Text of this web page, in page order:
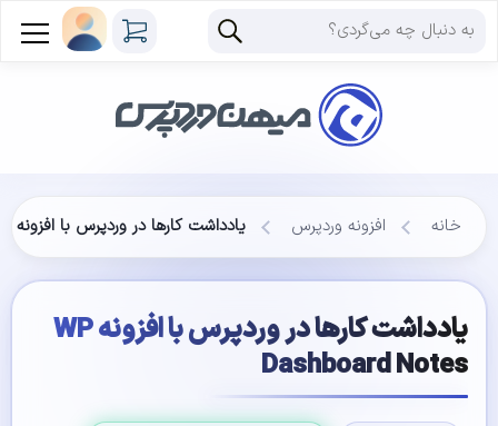
خانه افزونه وردپرس یادداشت کارها در وردپرس با افزونه WP Dashboard Notes
یادداشت کارها در وردپرس با افزونه WP
Dashboard Notes